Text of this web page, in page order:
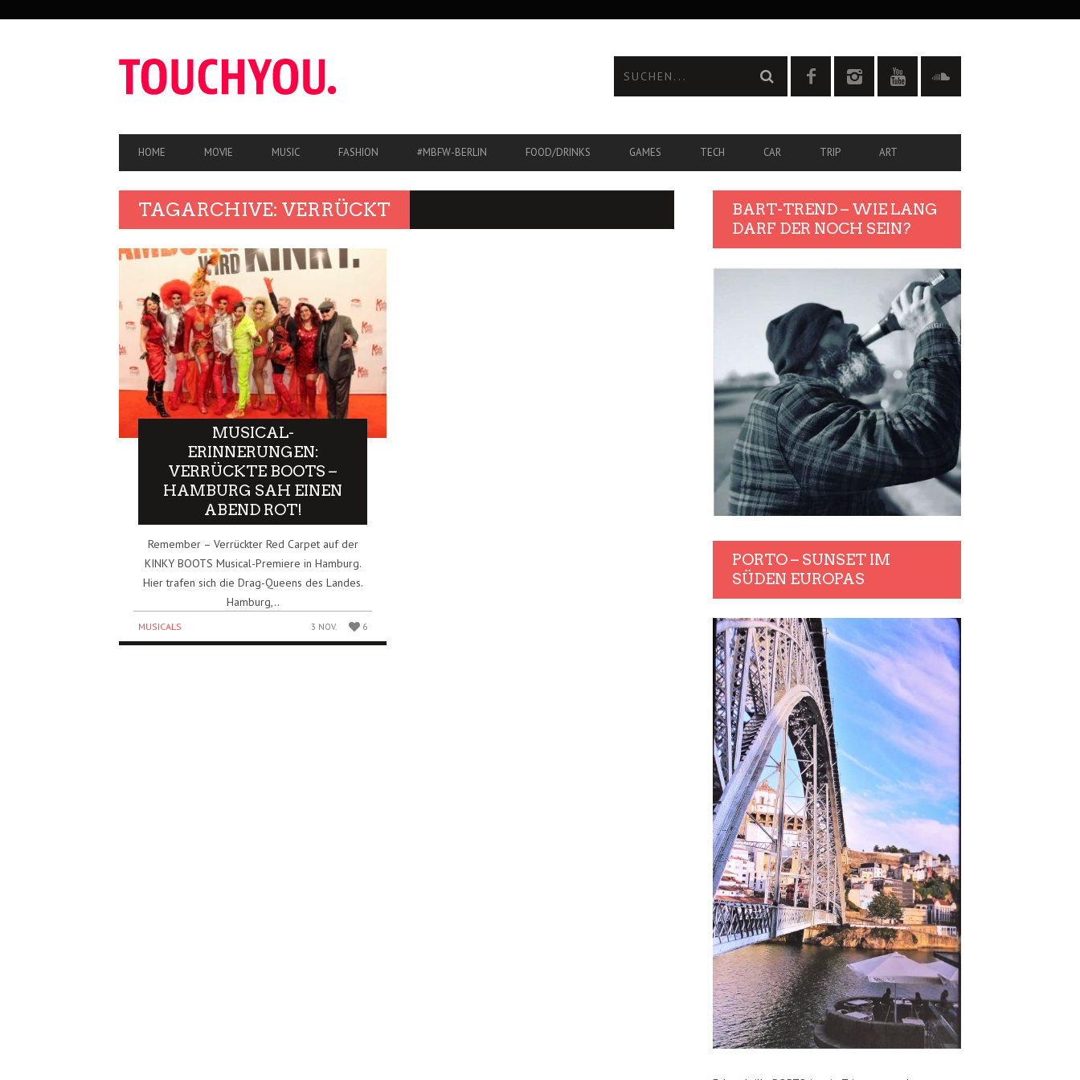
HAUPT-
NAVIGATION
HOME MOVIE MUSIC FASHION #MBFW-BERLIN FOOD/DRINKS GAMES TECH CAR TRIP ART
TAGARCHIVE: VERRÜCKT
MUSICAL-
ERINNERUNGEN:
VERRÜCKTE BOOTS –
HAMBURG SAH EINEN
ABEND ROT!
Remember – Verrückter Red Carpet auf der
KINKY BOOTS Musical-Premiere in Hamburg.
Hier trafen sich die Drag-Queens des Landes.
Hamburg,..
MUSICALS 3 NOV. 6
BART-TREND – WIE LANG
DARF DER NOCH SEIN?
PORTO – SUNSET IM
SÜDEN EUROPAS